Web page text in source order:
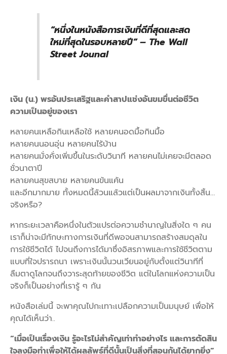
“หนึ่งในหนังสือการเงินที่ดีที่สุดและสด
ใหม่ที่สุดในรอบหลายปี” – The Wall
Street Jounal
เงิน (น.) พรอันประเสริฐและคำสาปแช่งอันขมขื่นต่อชีวิต
ความเป็นอยู่ของเรา
หลายคนเหลือกินเหลือใช้ หลายคนอดมื้อกินมื้อ
หลายคนนอนอุ่น หลายคนไร้บ้าน
หลายคนมั่งคั่งเพิ่มขึ้นในระดับวินาที หลายคนไม่เคยจะมีตลอด
ชั่วนาตาปี
หลายคนสุขสบาย หลายคนข้นแค้น
และอีกมากมาย ทั้งหมดนี้ล้วนแล้วแต่เป็นผลมาจากเงินทั้งสิ้น…
จริงหรือ?
หากระยะเวลาคือหนึ่งในตัวแปรต่อความชำนาญในสิ่งใด ๆ คน
เราก็น่าจะมีทักษะทางการเงินที่ดีพอจนสามารถสร้างสมดุลใน
การใช้ชีวิตได้ ไปจนถึงการได้มาซึ่งอิสรภาพและการใช้ชีวิตตาม
แบบที่ใจปรารถนา เพราะเงินนั้นวนเวียนอยู่กับตั้งแต่วินาทีที่
ลืมตาดูโลกจนถึงวาระสุดท้ายของชีวิต แต่ในโลกแห่งความเป็น
จริงก็เป็นอย่างที่เรารู้ ๆ กัน
หนังสือเล่มนี้ จะพาคุณไปกะเทาะเปลือกความเป็นมนุษย์ เพื่อให้
คุณได้เห็นว่า..
“เมื่อเป็นเรื่องเงิน รู้อะไรไม่สำคัญเท่าทำอย่างไร และการตัดสิน
ใจลงมือทำเพื่อให้ได้ผลลัพธ์ที่ดีนั้นเป็นสิ่งที่สอนกันได้ยากยิ่ง”